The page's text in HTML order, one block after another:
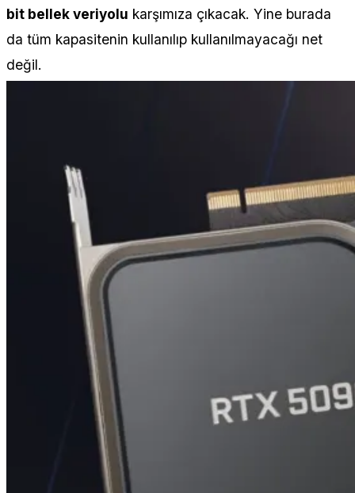
bit bellek veriyolu karşımıza çıkacak. Yine burada
da tüm kapasitenin kullanılıp kullanılmayacağı net
değil.